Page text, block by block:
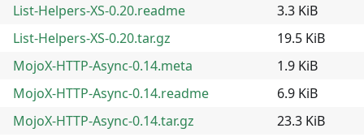
List-Helpers-XS-0.20.readme
3.3 KiB
List-Helpers-XS-0.20.tar.gz
19.5 KiB
MojoX-HTTP-Async-0.14.meta
1.9 KiB
MojoX-HTTP-Async-0.14.readme
6.9 KiB
MojoX-HTTP-Async-0.14.tar.gz
23.3 KiB